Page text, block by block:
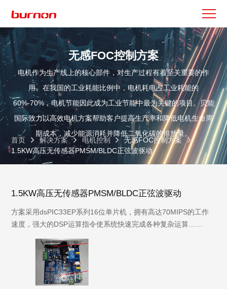
无感FOC控制方案
电机作为生产线上的核心部件，对生产过程有着至关重要的作
用。在我国的工业耗能比例中，电机耗电占工业耗能的
60%-70%，电机节能因此成为工业节能中最为关键的项目。贝能
国际致力以高效电机方案帮助客户提高生产率和降低电机生命周
期成本，减少能源消耗并降低二氧化碳的排放量。
首页 解决方案 电机控制
无感FOC控制方案
1.5KW高压无传感器PMSM/BLDC正弦波驱动
1.5KW高压无传感器PMSM/BLDC正弦波驱动
方案采用dsPIC33EP系列16位单片机，拥有高达70MIPS的工作
速度，强大的DSP运算指令使系统快速完成各种复杂运算……